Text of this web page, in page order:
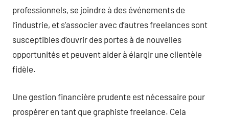
professionnels, se joindre à des événements de
l’industrie, et s’associer avec d’autres freelances sont
susceptibles d’ouvrir des portes à de nouvelles
opportunités et peuvent aider à élargir une clientèle
fidèle.
Une gestion financière prudente est nécessaire pour
prospérer en tant que graphiste freelance. Cela